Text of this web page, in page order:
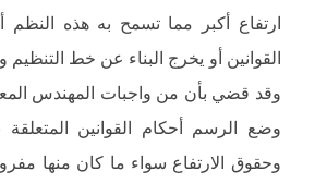
ارتفاع أكبر مما تسمح به هذه النظم
القوانين أو يخرج البناء عن خط
وقد قضي بأن من واجبات المهندس
وضع الرسم أحكام القوانين المتعلقة
وحقوق الارتفاع سواء ما كان منها